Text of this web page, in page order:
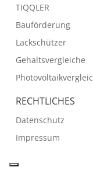
TIQQLER
Bauförderung
Lackschützer
Gehaltsvergleiche
RECHTLICHES
Datenschutz
Impressum